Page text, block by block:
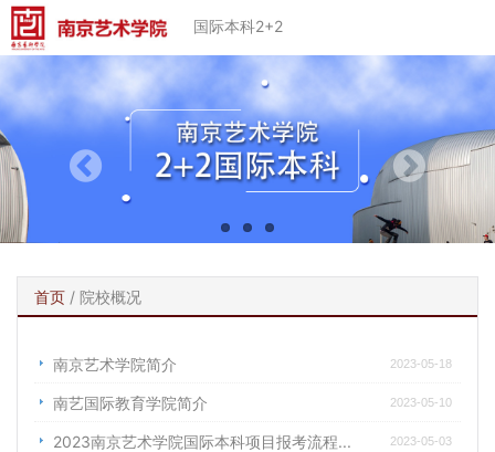
国际本科2+2
首页 / 院校概况
2023-05-18
南京艺术学院简介
2023-05-10
南艺国际教育学院简介
2023-05-03
2023南京艺术学院国际本科项目报考流程...